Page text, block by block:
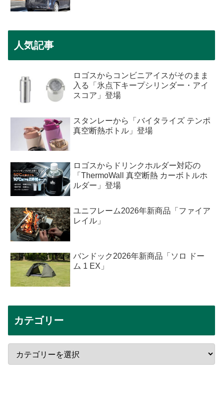
人気記事
ロゴスからコンビニアイスがそのまま
入る「氷点下キープシリンダー・アイ
スコア」登場
スタンレーから「バイタライズ テンポ
真空断熱ボトル」登場
ロゴスからドリンクホルダー対応の
「ThermoWall 真空断熱 カーボトルホ
ルダー」登場
ユニフレーム2026年新商品「ファイア
レイル」
バンドック2026年新商品「ソロ ドー
ム 1 EX」
カテゴリー